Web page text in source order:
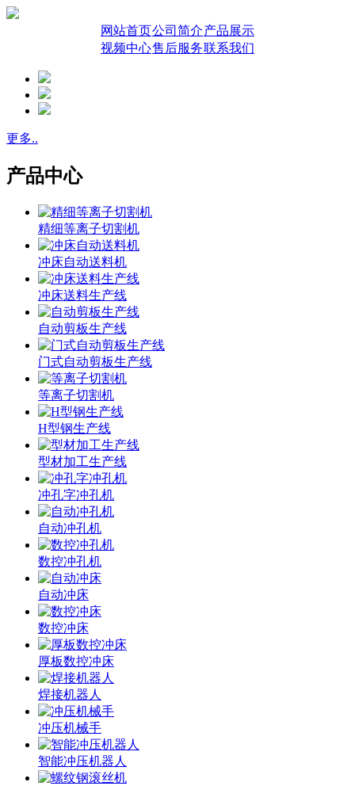
网站首页公司简介产品展示
视频中心售后服务联系我们
更多..
产品中心
精细等离子切割机
冲床自动送料机
冲床送料生产线
自动剪板生产线
门式自动剪板生产线
等离子切割机
H型钢生产线
型材加工生产线
冲孔字冲孔机
自动冲孔机
数控冲孔机
自动冲床
数控冲床
厚板数控冲床
焊接机器人
冲压机械手
智能冲压机器人